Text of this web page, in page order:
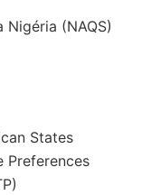
(NAQS)
States
Preferences